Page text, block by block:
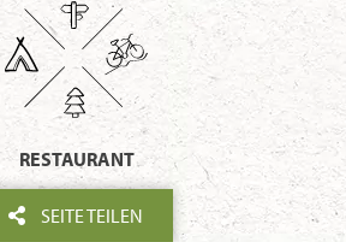
RESTAURANT
SEITE TEILEN